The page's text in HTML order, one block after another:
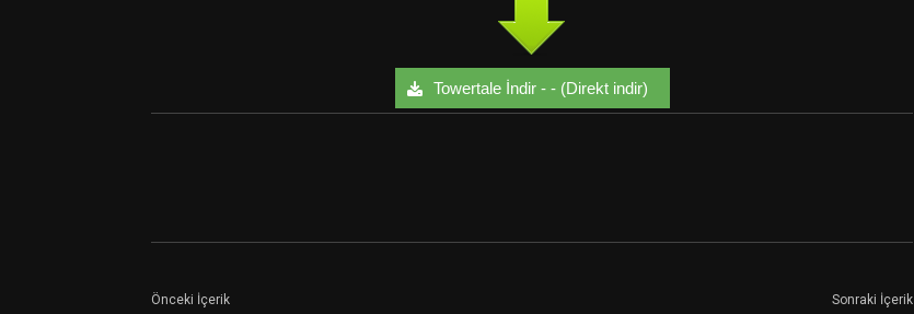
Towertale İndir - - (Direkt indir)
Önceki İçerik Sonraki İçerik